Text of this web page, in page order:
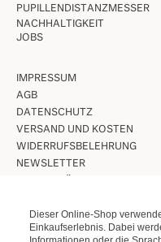
PUPILLENDISTANZMESSER
NACHHALTIGKEIT
JOBS
IMPRESSUM
AGB
DATENSCHUTZ
VERSAND UND KOSTEN
WIDERRUFSBELEHRUNG
NEWSLETTER
VINTAGE BRILLEN
Dieser Online-Shop
Einkaufserlebnis. Dabei